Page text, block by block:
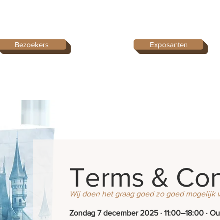
Bezoekers Exposanten
Terms &
Wij doen het graag goed zo goed mogelijk
Zondag 7 december 2025 · 11:00–18:00 ·